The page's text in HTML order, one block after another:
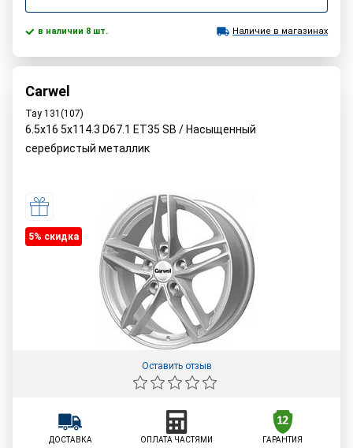
в наличии 8 шт. Наличие в магазинах
Carwel
Тау 131(107)
6.5x16 5x114.3 D67.1 ET35 SB / Насыщенный
серебристый металлик
5% cкидка
Оставить отзыв
ДОСТАВКА ОПЛАТА ЧАСТЯМИ ГАРАНТИЯ